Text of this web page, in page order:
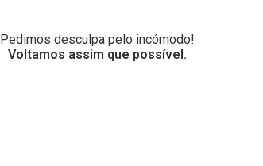
Pedimos desculpa pelo incómodo!
Voltamos assim que possível.